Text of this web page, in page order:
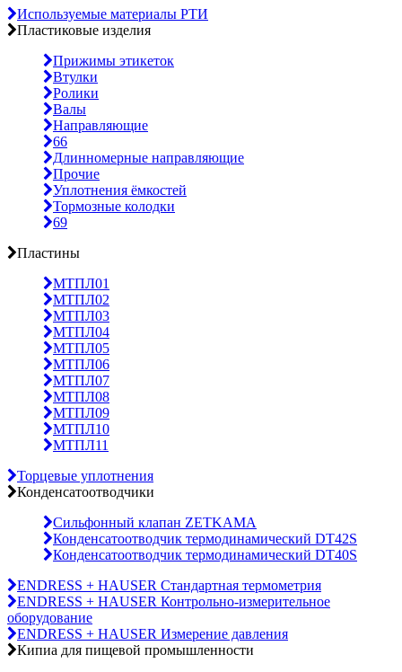
Используемые материалы РТИ
Пластиковые изделия
Прижимы этикеток
Втулки
Ролики
Валы
Направляющие
66
Длинномерные направляющие
Прочие
Уплотнения ёмкостей
Тормозные колодки
69
Пластины
МТПЛ01
МТПЛ02
МТПЛ03
МТПЛ04
МТПЛ05
МТПЛ06
МТПЛ07
МТПЛ08
МТПЛ09
МТПЛ10
МТПЛ11
Торцевые уплотнения
Конденсатоотводчики
Сильфонный клапан ZETKAMA
Конденсатоотводчик термодинамический DT42S
Конденсатоотводчик термодинамический DT40S
ENDRESS + HAUSER Стандартная термометрия
ENDRESS + HAUSER Контрольно-измерительное
оборудование
ENDRESS + HAUSER Измерение давления
Кипиа для пищевой промышленности